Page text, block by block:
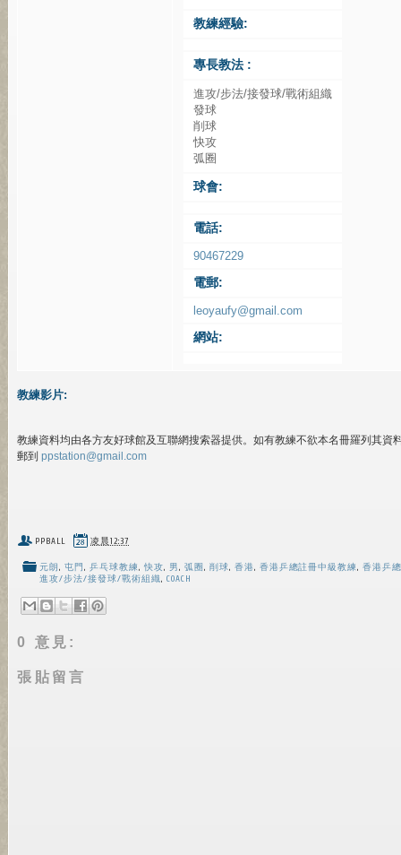
教練經驗:
專長教法 :
進攻/步法/接發球/戰術組織
發球
削球
快攻
弧圈
球會:
電話:
90467229
電郵:
leoyaufy@gmail.com
網站:
教練影片:
教練資料均由各方友好球館及互聯網搜索器提供。如有教練不欲本名冊羅列其資
郵到ppstation@gmail.com
PPBALL 凌晨12:37
元朗,屯門,乒乓球教練,快攻, 男, 弧圈, 削球, 香港, 香港乒總註冊中級教練,香港乒
進攻/步法/接發球/戰術組織, COACH
0 意見:
張貼留言